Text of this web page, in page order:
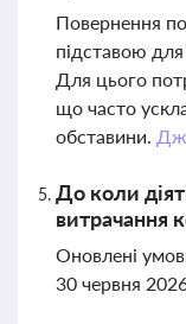
Повернення
підставою
Для цього
що часто
обставини.
До коли
витрачання
Оновлені
30 червня